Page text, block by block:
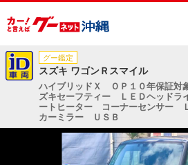
グー鑑定
スズキ ワゴンＲスマイル
ハイブリッドＸ ＯＰ１０年保証
ズキセーフティー ＬＥＤヘッド
ートヒーター コーナーセンサー
カーミラー ＵＳＢ